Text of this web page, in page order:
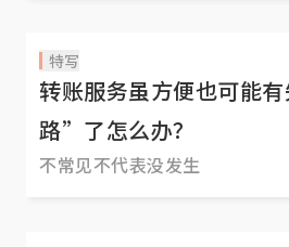
特写
转账服务虽方便也可能
路”了怎么办？
不常见不代表没发生